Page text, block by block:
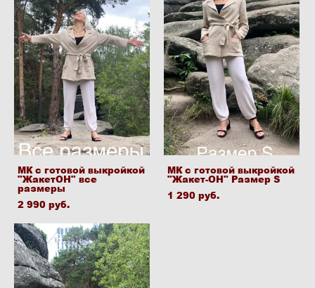
МК с готовой выкройкой
"ЖакетОН" все
размеры
2 990 pуб.
МК с готовой выкройкой
"Жакет-ОН" Размер S
1 290 pуб.